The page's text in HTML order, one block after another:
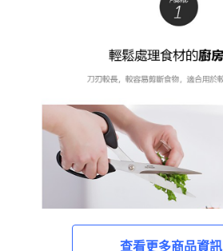
查看更多商品資訊